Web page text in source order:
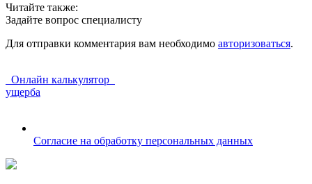
Читайте также:
Задайте вопрос специалисту
Для отправки комментария вам необходимо авторизоваться.
Онлайн калькулятор
ущерба
Согласие на обработку персональных данных